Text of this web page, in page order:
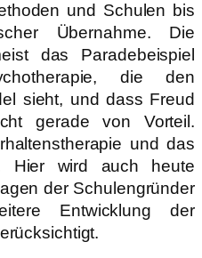
und Schulen bis
Übernahme. Die
das Paradebeispiel
die den
sieht, und dass Freud
gerade von Vorteil.
und das
Hier wird auch heute
der Schulengründer
Ent­wicklung der